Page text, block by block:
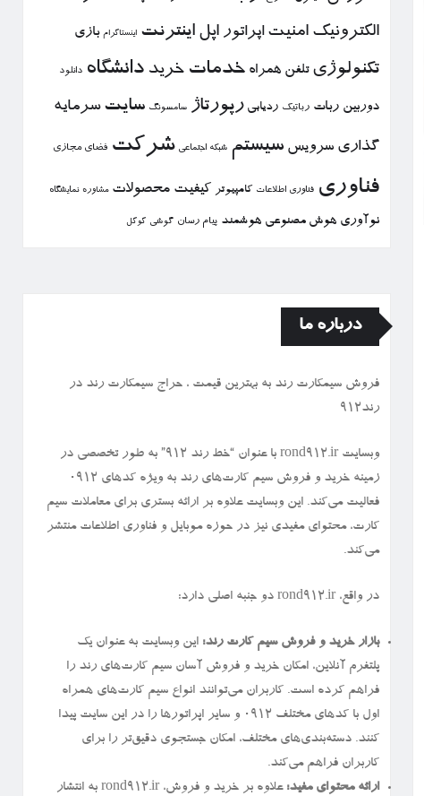
الكترونیك امنیت اپراتور اپل اینترنت اینستاگرام بازی
تكنولوژی تلفن همراه خدمات خرید دانشگاه دانلود
دوربین ربات رباتیك ردیابی رپورتاژ سامسونگ سایت سرمایه
گذاری سرویس سیستم شبكه اجتماعی شركت فضای مجازی
فناوری فناوری اطلاعات كامپیوتر كیفیت محصولات مشاوره نمایشگاه
نوآوری هوش مصنوعی هوشمند پیام رسان گوشی گوگل
درباره ما
فروش سیمكارت رند به بهترین قیمت ، حراج سیمكارت رند در
رند912
وبسایت rond912.ir با عنوان “خط رند ۹۱۲” به طور تخصصی در
زمینه خرید و فروش سیم کارت‌های رند به ویژه کدهای ۰۹۱۲
فعالیت می‌کند. این وبسایت علاوه بر ارائه بستری برای معاملات سیم
کارت، محتوای مفیدی نیز در حوزه موبایل و فناوری اطلاعات منتشر
می‌کند.
در واقع، rond912.ir دو جنبه اصلی دارد:
بازار خرید و فروش سیم کارت رند: این وبسایت به عنوان یک
پلتفرم آنلاین، امکان خرید و فروش آسان سیم کارت‌های رند را
فراهم کرده است. کاربران می‌توانند انواع سیم کارت‌های همراه
اول با کدهای مختلف ۰۹۱۲ و سایر اپراتورها را در این سایت پیدا
کنند. دسته‌بندی‌های مختلف، امکان جستجوی دقیق‌تر را برای
کاربران فراهم می‌کند.
ارائه محتوای مفید:
علاوه بر خرید و فروش، rond912.ir به انتشار